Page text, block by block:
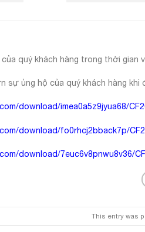
quý khách hàng trong thời gian
sự ủng hộ của quý khách hàng
download/imea0a5z9jyua68/
download/fo0rhcj2bback7p/
download/7euc6v8pnwu8v36/
This entry was